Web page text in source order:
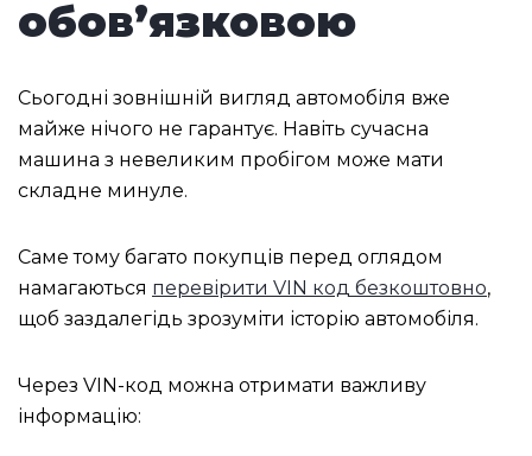
обов’язковою
Сьогодні зовнішній вигляд автомобіля вже
майже нічого не гарантує. Навіть сучасна
машина з невеликим пробігом може мати
складне минуле.
Саме тому багато покупців перед оглядом
намагаються перевірити VIN код безкоштовно,
щоб заздалегідь зрозуміти історію автомобіля.
Через VIN-код можна отримати важливу
інформацію: